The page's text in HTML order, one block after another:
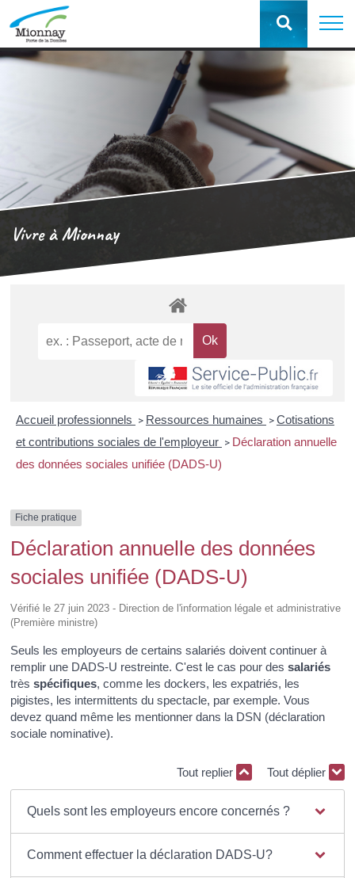
Vivre à Mionnay
Accueil professionnels > Ressources humaines > Cotisations
et contributions sociales de l'employeur > Déclaration annuelle
des données sociales unifiée (DADS-U)
Fiche pratique
Déclaration annuelle des données
sociales unifiée (DADS-U)
Vérifié le 27 juin 2023 - Direction de l'information légale et administrative
(Première ministre)
Seuls les employeurs de certains salariés doivent continuer à
remplir une DADS-U restreinte. C'est le cas pour dessalariés
trèsspécifiques, comme les dockers, les expatriés, les
pigistes, les intermittents du spectacle, par exemple. Vous
devez quand même les mentionner dans la DSN (déclaration
sociale nominative).
Tout replier Tout déplier
Quels sont les employeurs encore concernés ?
Comment effectuer la déclaration DADS-U?